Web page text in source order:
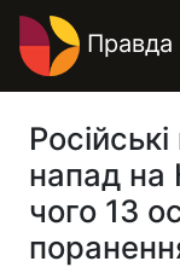
Правда
напад на
чого 13